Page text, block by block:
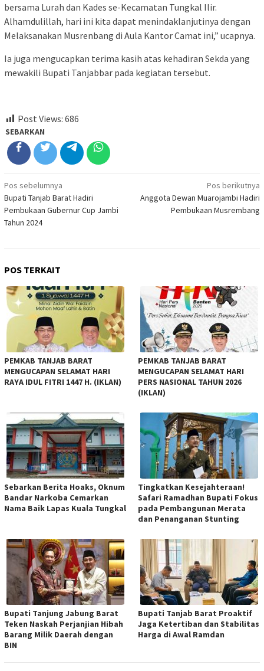
bersama Lurah dan Kades se-Kecamatan Tungkal Ilir.
Alhamdulillah, hari ini kita dapat menindaklanjutinya dengan
Melaksanakan Musrenbang di Aula Kantor Camat ini,” ucapnya.
Ia juga mengucapkan terima kasih atas kehadiran Sekda yang
mewakili Bupati Tanjabbar pada kegiatan tersebut.
Post Views: 686
SEBARKAN
Navigasi
pos
Pos sebelumnya
Bupati Tanjab Barat Hadiri
Pembukaan Gubernur Cup Jambi
Tahun 2024
Pos berikutnya
Anggota Dewan Muarojambi Hadiri
Pembukaan Musrembang
POS TERKAIT
PEMKAB TANJAB BARAT
MENGUCAPAN SELAMAT HARI
RAYA IDUL FITRI 1447 H. (IKLAN)
PEMKAB TANJAB BARAT
MENGUCAPAN SELAMAT HARI
PERS NASIONAL TAHUN 2026
(IKLAN)
Sebarkan Berita Hoaks, Oknum
Bandar Narkoba Cemarkan
Nama Baik Lapas Kuala Tungkal
Tingkatkan Kesejahteraan!
Safari Ramadhan Bupati Fokus
pada Pembangunan Merata
dan Penanganan Stunting
Bupati Tanjung Jabung Barat
Teken Naskah Perjanjian Hibah
Barang Milik Daerah dengan
BIN
Bupati Tanjab Barat Proaktif
Jaga Ketertiban dan Stabilitas
Harga di Awal Ramdan